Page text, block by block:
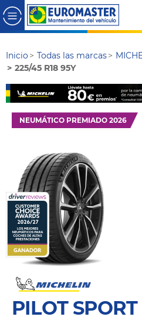
Inicio Todas las marcas
225/45 R18 95Y
NEUMÁTICO PREMIADO 2026
PILOT